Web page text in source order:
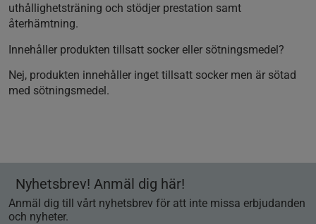
uthållighetsträning och stödjer prestation samt
återhämtning.
Innehåller produkten tillsatt socker eller sötningsmedel?
Nej, produkten innehåller inget tillsatt socker men är sötad
med sötningsmedel.
Nyhetsbrev! Anmäl dig här!
Anmäl dig till vårt nyhetsbrev för att inte missa erbjudanden
och nyheter.